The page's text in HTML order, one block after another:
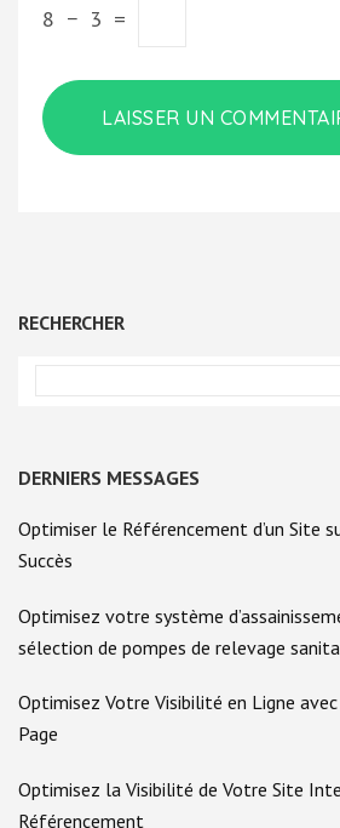
8 − 3 =
RECHERCHER
DERNIERS MESSAGES
Optimiser le Référencement d’un Site
Succès
Optimisez votre système
sélection de pompes de relevage
Optimisez Votre Visibilité en Ligne
Page
Optimisez la Visibilité de Votre Site
Référencement